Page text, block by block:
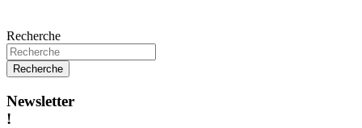
Recherche
Newsletter
!